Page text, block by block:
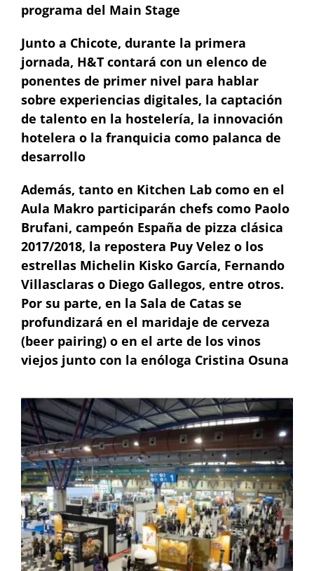
programa del Main Stage
Junto a Chicote, durante la primera
jornada, H&T contará con un elenco de
ponentes de primer nivel para hablar
sobre experiencias digitales, la captación
de talento en la hostelería, la innovación
hotelera o la franquicia como palanca de
desarrollo
Además, tanto en Kitchen Lab como en el
Aula Makro participarán chefs como Paolo
Brufani, campeón España de pizza clásica
2017/2018, la repostera Puy Velez o los
estrellas Michelin Kisko García, Fernando
Villasclaras o Diego Gallegos, entre otros.
Por su parte, en la Sala de Catas se
profundizará en el maridaje de cerveza
(beer pairing) o en el arte de los vinos
viejos junto con la enóloga Cristina Osuna